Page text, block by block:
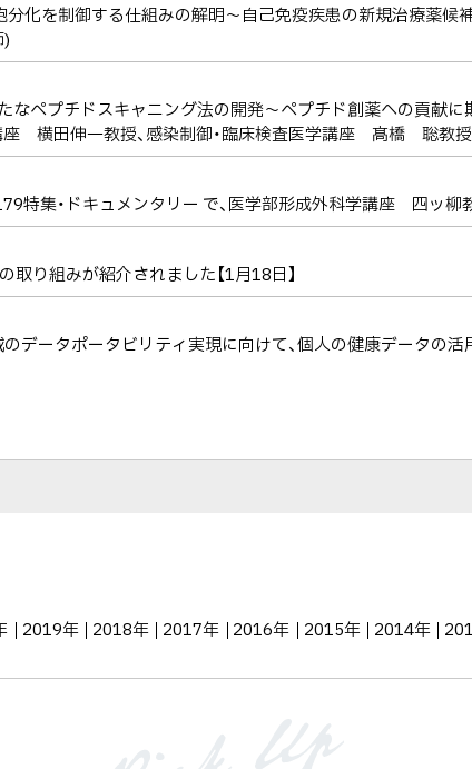
分化を制御する仕組みの解明～自己免疫疾患の新規治療薬
師)
なペプチドスキャニング法の開発～ペプチド創薬への貢献に
座 横田伸一教授、感染制御・臨床検査医学講座 髙橋 聡教授
特集・ドキュメンタリー で、医学部形成外科学講座 四ッ
り組みが紹介されました【1月18日】
データポータビリティ実現に向けて、個人の健康データの
2019年 2018年 2017年 2016年 2015年 2014年